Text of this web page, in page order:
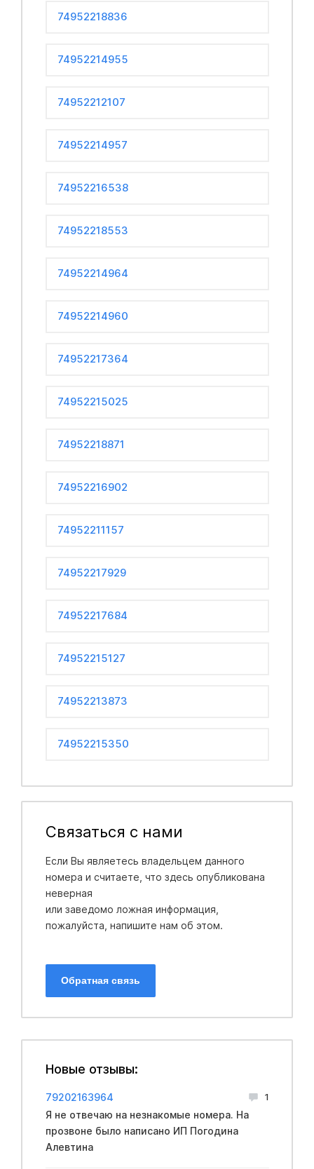
74952218836
74952214955
74952212107
74952214957
74952216538
74952218553
74952214964
74952214960
74952217364
74952215025
74952218871
74952216902
74952211157
74952217929
74952217684
74952215127
74952213873
74952215350
Связаться с нами
Если Вы являетесь владельцем данного
номера и считаете, что здесь опубликована
неверная
или заведомо ложная информация,
пожалуйста, напишите нам об этом.
Обратная связь
Новые отзывы:
79202163964 1
Я не отвечаю на незнакомые номера. На
прозвоне было написано ИП Погодина
Алевтина